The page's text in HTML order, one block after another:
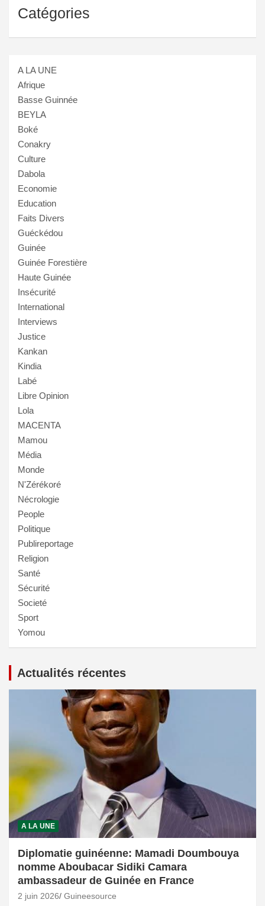
Catégories
A LA UNE
Afrique
Basse Guinnée
BEYLA
Boké
Conakry
Culture
Dabola
Economie
Education
Faits Divers
Guéckédou
Guinée
Guinée Forestière
Haute Guinée
Insécurité
International
Interviews
Justice
Kankan
Kindia
Labé
Libre Opinion
Lola
MACENTA
Mamou
Média
Monde
N'Zérékoré
Nécrologie
People
Politique
Publireportage
Religion
Santé
Sécurité
Societé
Sport
Yomou
Actualités récentes
A LA UNE
Diplomatie guinéenne: Mamadi Doumbouya
nomme Aboubacar Sidiki Camara
ambassadeur de Guinée en France
2 juin 2026 Guineesource